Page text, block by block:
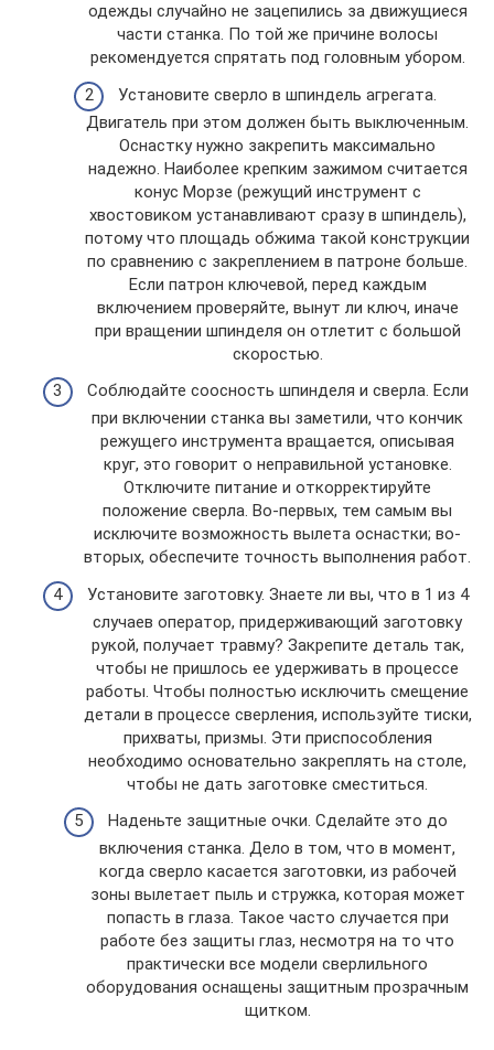
одежды случайно не зацепились за движущиеся
части станка. По той же причине волосы
рекомендуется спрятать под головным убором.
Установите сверло в шпиндель агрегата.
Двигатель при этом должен быть выключенным.
Оснастку нужно закрепить максимально
надежно. Наиболее крепким зажимом считается
конус Морзе (режущий инструмент с
хвостовиком устанавливают сразу в шпиндель),
потому что площадь обжима такой конструкции
по сравнению с закреплением в патроне больше.
Если патрон ключевой, перед каждым
включением проверяйте, вынут ли ключ, иначе
при вращении шпинделя он отлетит с большой
скоростью.
Соблюдайте соосность шпинделя и сверла. Если
при включении станка вы заметили, что кончик
режущего инструмента вращается, описывая
круг, это говорит о неправильной установке.
Отключите питание и откорректируйте
положение сверла. Во-первых, тем самым вы
исключите возможность вылета оснастки; во-
вторых, обеспечите точность выполнения работ.
Установите заготовку. Знаете ли вы, что в 1 из 4
случаев оператор, придерживающий заготовку
рукой, получает травму? Закрепите деталь так,
чтобы не пришлось ее удерживать в процессе
работы. Чтобы полностью исключить смещение
детали в процессе сверления, используйте тиски,
прихваты, призмы. Эти приспособления
необходимо основательно закреплять на столе,
чтобы не дать заготовке сместиться.
Наденьте защитные очки. Сделайте это до
включения станка. Дело в том, что в момент,
когда сверло касается заготовки, из рабочей
зоны вылетает пыль и стружка, которая может
попасть в глаза. Такое часто случается при
работе без защиты глаз, несмотря на то что
практически все модели сверлильного
оборудования оснащены защитным прозрачным
щитком.